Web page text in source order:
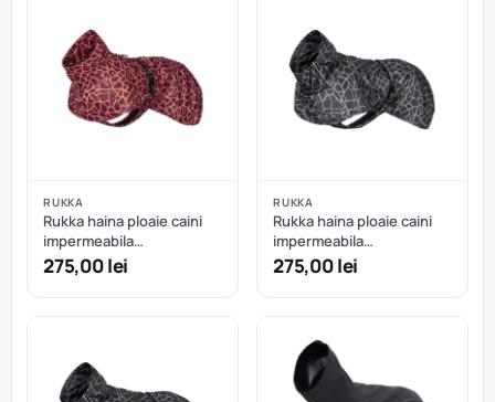
RUKKA
Rukka haina ploaie caini
impermeabila
reflectorizanta - Carmine
- 30 cm
275,00 lei
RUKKA
Rukka haina ploaie caini
impermeabila
reflectorizanta - Dark - 25
275,00 lei